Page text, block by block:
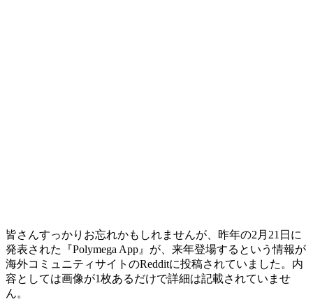
皆さんすっかりお忘れかもしれませんが、昨年の2月21日に
発表された『Polymega App』が、来年登場するという情報が
海外コミュニティサイトのRedditに投稿されていました。内
容としては画像が1枚あるだけで詳細は記載されていませ
ん。